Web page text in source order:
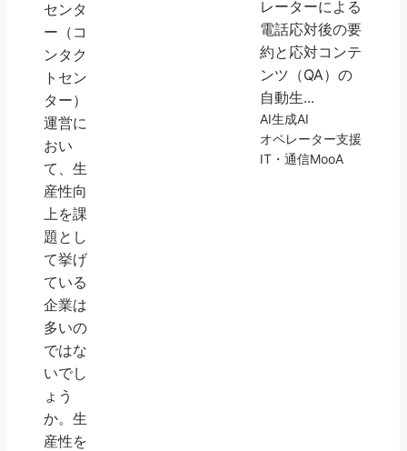
センタ
ー（コ
ンタク
トセン
ター）
運営に
おい
て、生
産性向
上を課
題とし
て挙げ
ている
企業は
多いの
ではな
いでし
ょう
か。生
産性を
レーターによる
電話応対後の要
約と応対コンテ
ンツ（QA）の
自動生...
AI生成AI
オペレーター支援
IT・通信MooA